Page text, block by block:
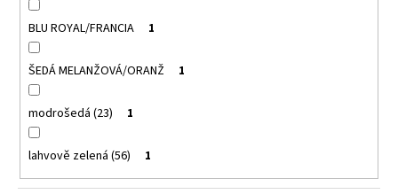
BLU ROYAL/FRANCIA 1
ŠEDÁ MELANŽOVÁ/ORANŽ 1
modrošedá (23) 1
lahvově zelená (56) 1